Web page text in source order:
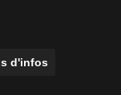
d'infos